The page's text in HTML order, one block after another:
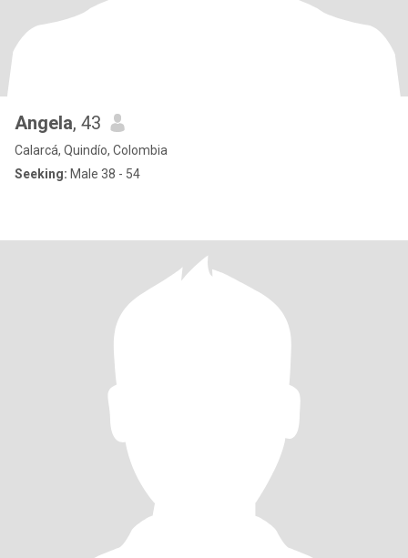
Angela, 43
Calarcá, Quindío, Colombia
Seeking: Male 38 - 54